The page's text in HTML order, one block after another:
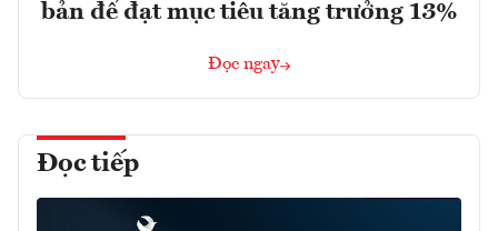
bản để đạt mục tiêu tăng trưởng 13%
Đọc ngay
Đọc tiếp